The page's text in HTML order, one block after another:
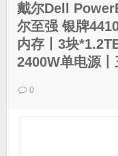
戴尔Dell
尔至强 银牌
内存丨3块
2400W单电源丨
0